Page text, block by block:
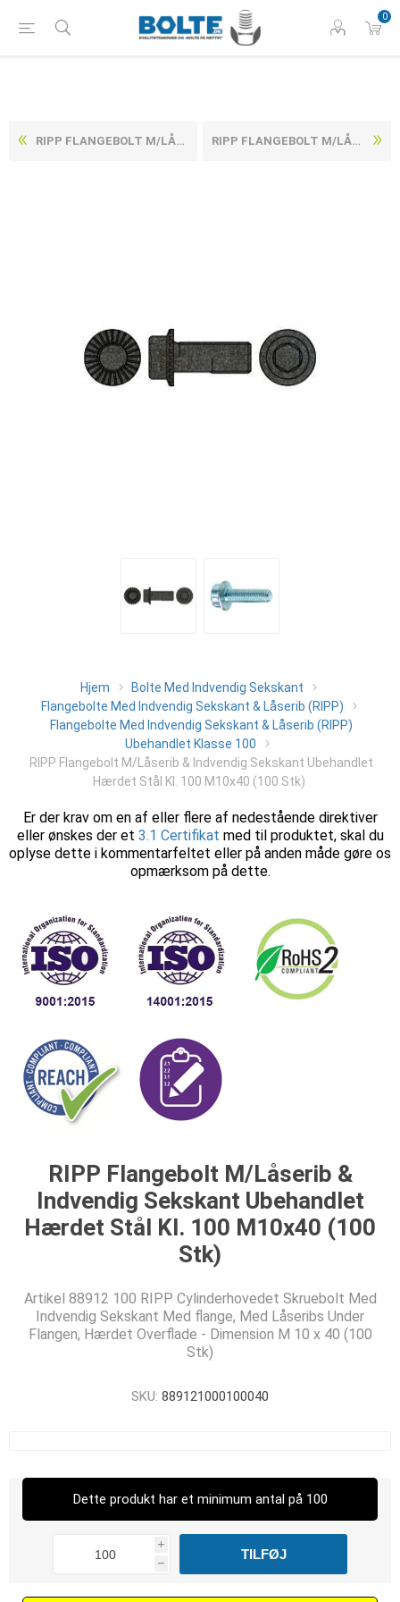
0
RIPP FLANGEBOLT M/LÅSERIB & INDVENDIG SEKSKANT UBEHANDLET HÆRDET STÅL KL. 100 M10X35 (100 STK) RIPP FLANGEBOLT M/LÅSERIB & INDVENDIG SEKSKANT UBEHANDLET HÆRDET STÅL KL. 100 M12X20 (100 STK)
Hjem
Bolte Med Indvendig Sekskant
Flangebolte Med Indvendig Sekskant & Låserib (RIPP)
Flangebolte Med Indvendig Sekskant & Låserib (RIPP)
Ubehandlet Klasse 100
RIPP Flangebolt M/Låserib & Indvendig Sekskant Ubehandlet
Hærdet Stål Kl. 100 M10x40 (100 Stk)
Er der krav om en af eller flere af nedestående direktiver
eller ønskes der et 3.1 Certifikat med til produktet, skal du
oplyse dette i kommentarfeltet eller på anden måde gøre os
opmærksom på dette.
RIPP Flangebolt M/Låserib &
Indvendig Sekskant Ubehandlet
Hærdet Stål Kl. 100 M10x40 (100
Stk)
Artikel 88912 100 RIPP Cylinderhovedet Skruebolt Med
Indvendig Sekskant Med flange, Med Låseribs Under
Flangen, Hærdet Overflade - Dimension M 10 x 40 (100
Stk)
SKU: 889121000100040
Dette produkt har et minimum antal på 100
i
h